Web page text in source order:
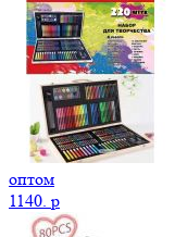
оптом
1140. p